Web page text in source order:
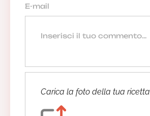
Carica la foto della tua ricetta